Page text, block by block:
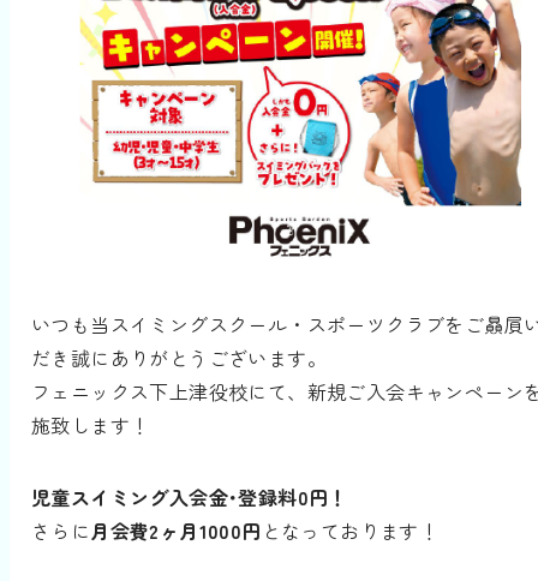
いつも当スイミングスクール・スポーツクラブをご贔屓
だき誠にありがとうございます。
フェニックス下上津役校にて、新規ご入会キャンペーン
施致します！
児童スイミング入会金･登録料0円！
さらに月会費2ヶ月1000円 となっております！